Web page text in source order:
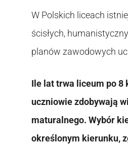
W Polskich liceach
ścisłych,
planów zawodowych
Ile lat trwa liceum po 8
uczniowie zdobywają
maturalnego. Wybór
określonym kierunku,